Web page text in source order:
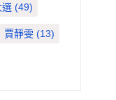
選 (49)
賈靜雯 (13)